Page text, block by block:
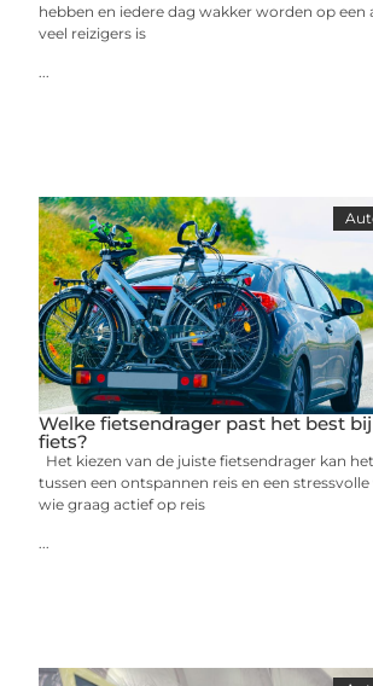
hebben en iedere dag wakker worden op een
veel reizigers is
Welke fietsendrager past het best
fiets?
Het kiezen van de juiste fietsendrager kan
tussen een ontspannen reis en een
wie graag actief op reis